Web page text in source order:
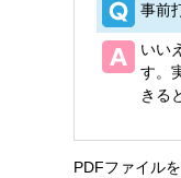
事前
いい
す。
きる
PDFファイル